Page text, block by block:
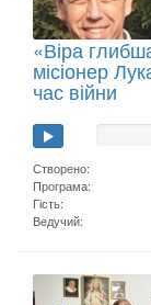
«Віра
місіонер
час війни
Створено:
Програма:
Гість:
Ведучий: